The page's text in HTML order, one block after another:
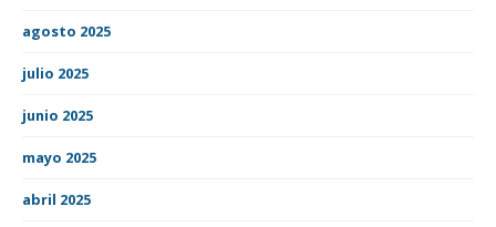
agosto 2025
julio 2025
junio 2025
mayo 2025
abril 2025